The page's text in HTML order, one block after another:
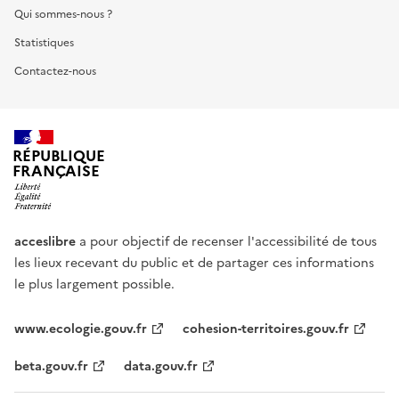
Qui sommes-nous ?
Statistiques
Contactez-nous
RÉPUBLIQUE
FRANÇAISE
acceslibre a pour objectif de recenser l'accessibilité de tous
les lieux recevant du public et de partager ces informations
le plus largement possible.
www.ecologie.gouv.fr
cohesion-territoires.gouv.fr
beta.gouv.fr
data.gouv.fr